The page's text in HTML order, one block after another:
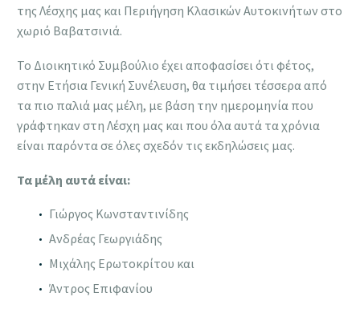
της Λέσχης μας και Περιήγηση Κλασικών Αυτοκινήτων στο
χωριό Βαβατσινιά.
Το Διοικητικό Συμβούλιο έχει αποφασίσει ότι φέτος,
στην Ετήσια Γενική Συνέλευση, θα τιμήσει τέσσερα από
τα πιο παλιά μας μέλη, με βάση την ημερομηνία που
γράφτηκαν στη Λέσχη μας και που όλα αυτά τα χρόνια
είναι παρόντα σε όλες σχεδόν τις εκδηλώσεις μας.
Τα μέλη αυτά είναι:
Γιώργος Κωνσταντινίδης
Ανδρέας Γεωργιάδης
Μιχάλης Ερωτοκρίτου και
Άντρος Επιφανίου